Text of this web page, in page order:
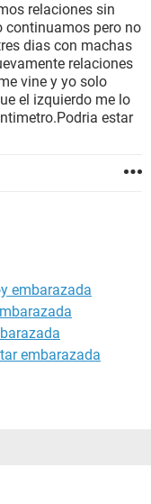
relaciones sin
continuamos pero no
dias con machas
relaciones
vine y yo solo
el izquierdo me lo
estar
embarazada
embarazada